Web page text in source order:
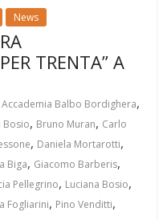
News
TRENTA” A
Accademia Balbo Bordighera,
Bosio, Bruno Muran, Carlo
, Daniela Mortarotti,
Biga, Giacomo Barberis,
Pellegrino, Luciana Bosio,
Fogliarini, Pino Venditti,